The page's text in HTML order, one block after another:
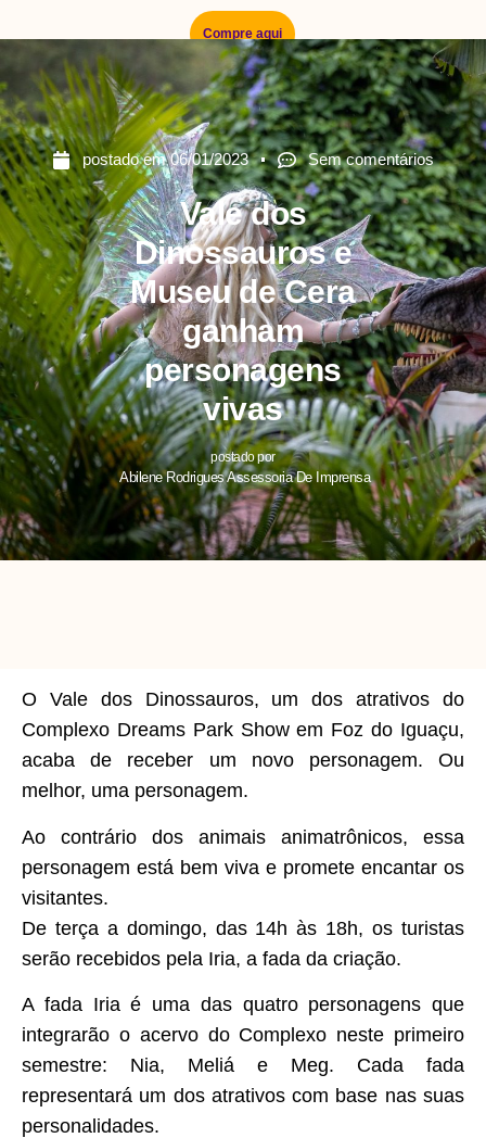
Compre aqui
postado em 06/01/2023 Sem comentários
Vale dos
Dinossauros e
Museu de Cera
ganham
personagens
vivas
postado por
Abilene Rodrigues Assessoria De Imprensa
O Vale dos Dinossauros, um dos atrativos do
Complexo Dreams Park Show em Foz do Iguaçu,
acaba de receber um novo personagem. Ou
melhor, uma personagem.
Ao contrário dos animais animatrônicos, essa
personagem está bem viva e promete encantar os
visitantes.
De terça a domingo, das 14h às 18h, os turistas
serão recebidos pela Iria, a fada da criação.
A fada Iria é uma das quatro personagens que
integrarão o acervo do Complexo neste primeiro
semestre: Nia, Meliá e Meg. Cada fada
representará um dos atrativos com base nas suas
personalidades.